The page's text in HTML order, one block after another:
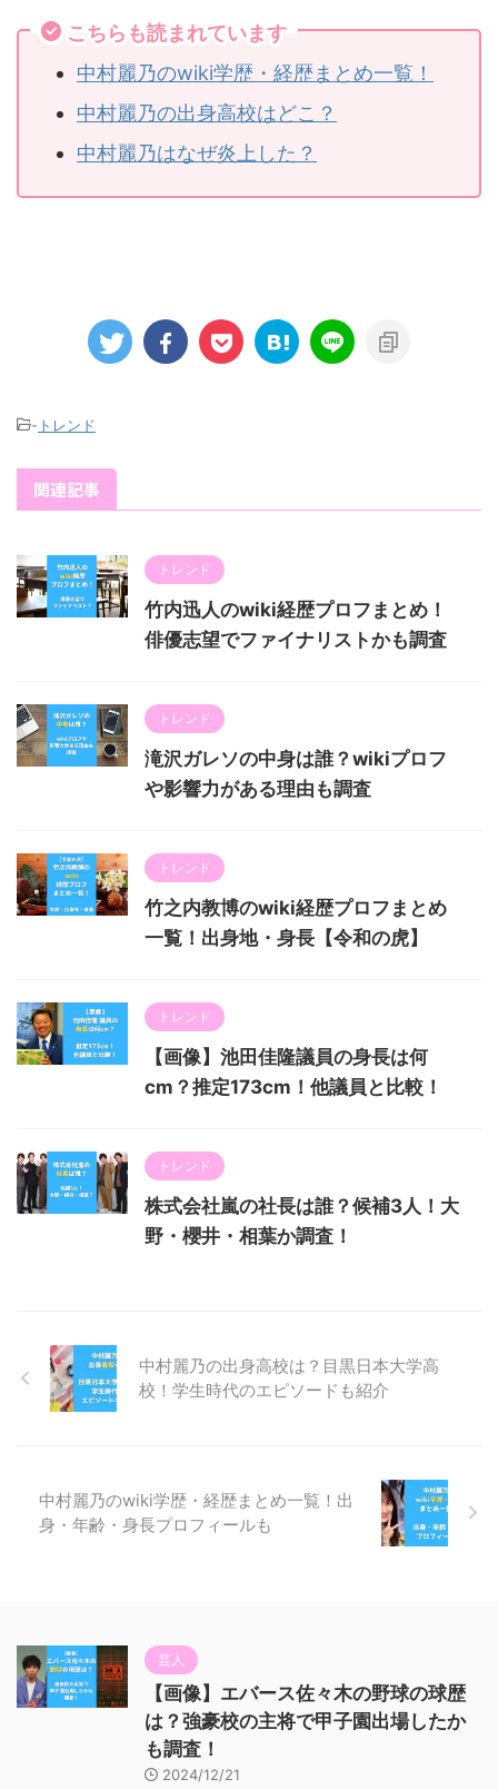
こちらも読まれています
中村麗乃のwiki学歴・経歴まとめ一覧！
中村麗乃の出身高校はどこ？
中村麗乃はなぜ炎上した？
- トレンド
関連記事
トレンド
竹内迅人のwiki経歴プロフまとめ！
俳優志望でファイナリストかも調査
トレンド
滝沢ガレソの中身は誰？wikiプロフ
や影響力がある理由も調査
トレンド
竹之内教博のwiki経歴プロフまとめ
一覧！出身地・身長【令和の虎】
トレンド
【画像】池田佳隆議員の身長は何
cm？推定173cm！他議員と比較！
トレンド
株式会社嵐の社長は誰？候補3人！大
野・櫻井・相葉か調査！
中村麗乃の出身高校は？目黒日本大学高
校！学生時代のエピソードも紹介
中村麗乃のwiki学歴・経歴まとめ一覧！出
身・年齢・身長プロフィールも
芸人
【画像】エバース佐々木の野球の球歴
は？強豪校の主将で甲子園出場したか
も調査！
2024/12/21